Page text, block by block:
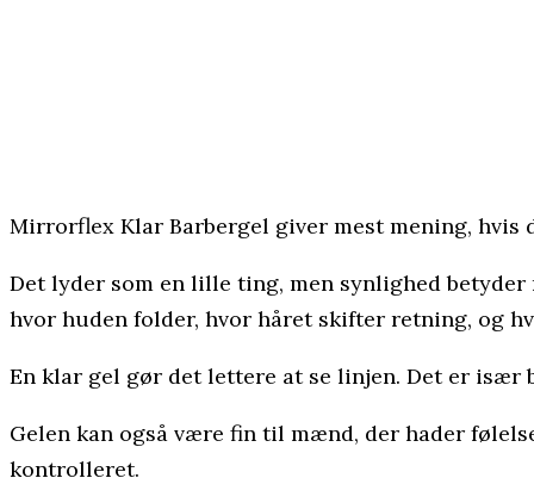
Mirrorflex Klar Barbergel giver mest mening,
Det lyder som en lille ting, men synlighed
hvor huden folder, hvor håret skifter retning, og
En klar gel gør det lettere at se linjen. Det er især
Gelen kan også være fin til mænd, der hader
kontrolleret.